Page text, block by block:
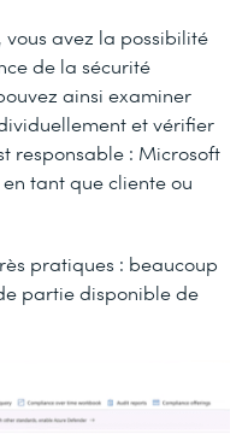
vous avez la possibilité
de la sécurité
ainsi examiner
et vérifier
responsable : Microsoft
tant que cliente ou
pratiques : beaucoup
partie disponible de